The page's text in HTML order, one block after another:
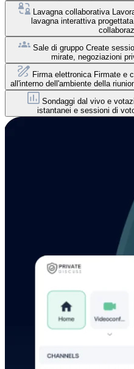
Lavagna collaborativa
lavagna interattiva
Sale di gruppo Create
mirate, negoziazioni
Firma elettronica Firmate e
all'interno dell'ambiente della
Sondaggi dal vivo e
istantanei e sessioni di